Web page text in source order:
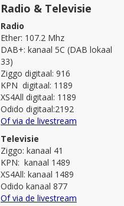
Radio & Televisie
Radio
Ether: 107.2 Mhz
DAB+: kanaal 5C (DAB lokaal
33)
Ziggo digitaal: 916
KPN digitaal: 1189
XS4All digitaal: 1189
Odido digitaal:2192
Of via de livestream
Televisie
Ziggo: kanaal 41
KPN: kanaal 1489
XS4All: kanaal 1489
Odido kanaal 877
Of via de livestream